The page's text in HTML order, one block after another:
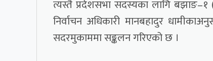
त्यस्तै प्रदेशसभा सदस्यका लागि
निर्वाचन अधिकारी मानबहादुर
सदरमुकाममा सङ्कलन गरिएको छ ।